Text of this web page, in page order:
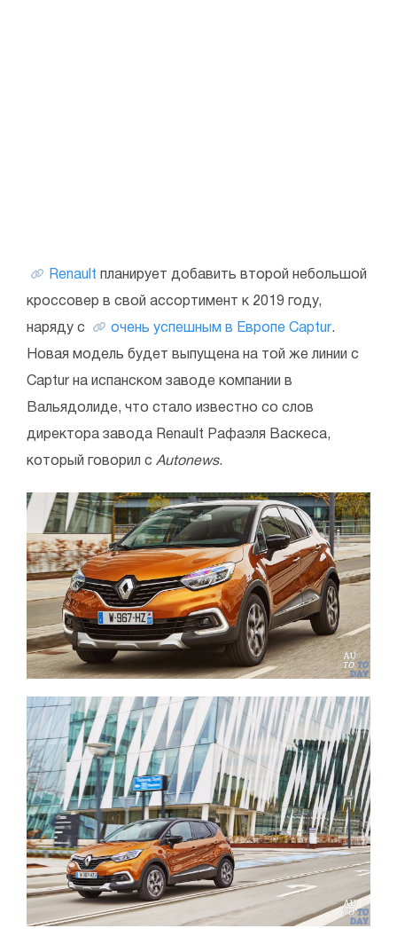
Renault планирует добавить второй небольшой
кроссовер в свой ассортимент к 2019 году,
наряду с очень успешным в Европе Captur.
Новая модель будет выпущена на той же линии с
Captur на испанском заводе компании в
Вальядолиде, что стало известно со слов
директора завода Renault Рафаэля Васкеса,
который говорил с Autonews.